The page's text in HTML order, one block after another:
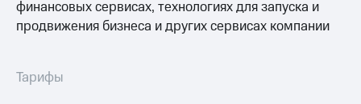
финансовых сервисах, технологиях для запуска и
продвижения бизнеса и других сервисах компании
Тарифы